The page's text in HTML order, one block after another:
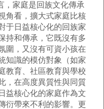
，家庭是回族文化傳承
角看，擴大式家庭比核
于日益核心化的回族家
持和傳承，它既沒有多
圍，又沒有可資小孩在
知識的模仿對象（如家
教育、社區教育與學校
，在高度異質性與同質
益核心化的家庭作為文
衍帶來不利的影響。更